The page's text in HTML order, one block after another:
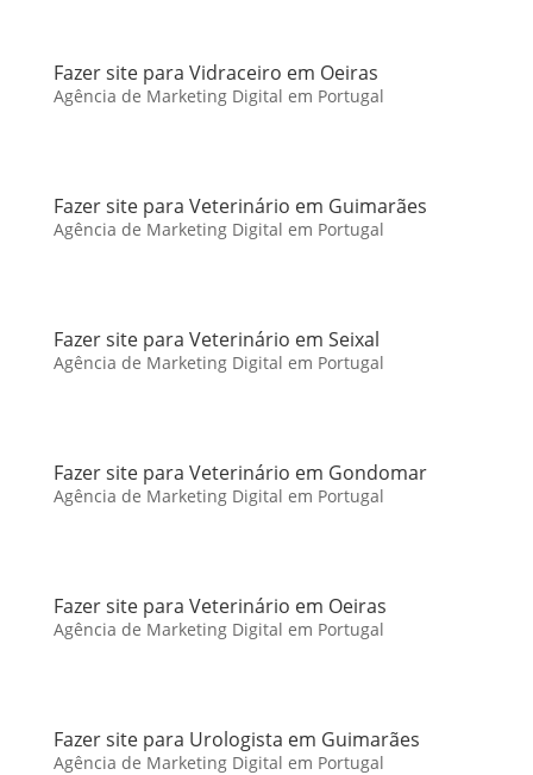
Fazer site para Vidraceiro em Oeiras
Agência de Marketing Digital em Portugal
Fazer site para Veterinário em Guimarães
Agência de Marketing Digital em Portugal
Fazer site para Veterinário em Seixal
Agência de Marketing Digital em Portugal
Fazer site para Veterinário em Gondomar
Agência de Marketing Digital em Portugal
Fazer site para Veterinário em Oeiras
Agência de Marketing Digital em Portugal
Fazer site para Urologista em Guimarães
Agência de Marketing Digital em Portugal